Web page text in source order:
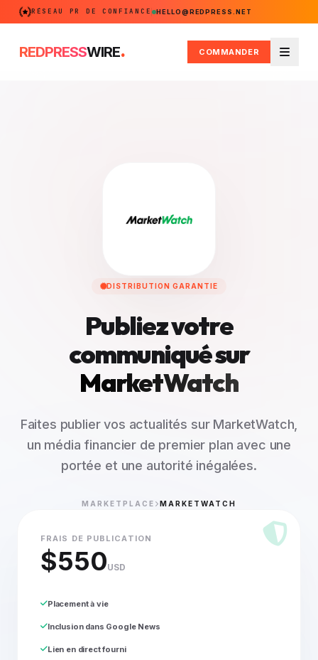
RÉSEAU PR DE CONFIANCE HELLO@REDPRESS.NET
REDPRESSWIRE. COMMANDER
Menu
DISTRIBUTION GARANTIE
Publiez votre
communiqué sur
MarketWatch
Faites publier vos actualités sur MarketWatch,
un média financier de premier plan avec une
portée et une autorité inégalées.
MARKETPLACE MARKETWATCH
FRAIS DE PUBLICATION
$550USD
Placement à vie
Inclusion dans Google News
Lien en direct fourni